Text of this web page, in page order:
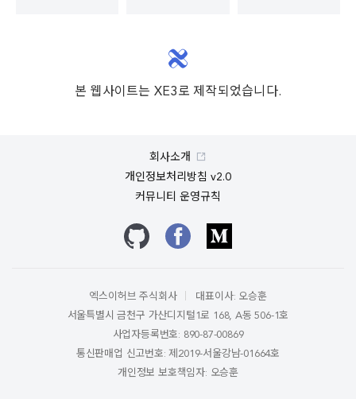
본 웹사이트는 XE3로 제작되었습니다.
회사소개
개인정보처리방침 v2.0
커뮤니티 운영규칙
깃허브 페이스북 미디엄
엑스이허브 주식회사
대표이사: 오승훈
서울특별시 금천구 가산디지털1로 168, A동 506-1호
사업자등록번호: 890-87-00869
통신판매업 신고번호: 제2019-서울강남-01664호
개인정보 보호책임자: 오승훈